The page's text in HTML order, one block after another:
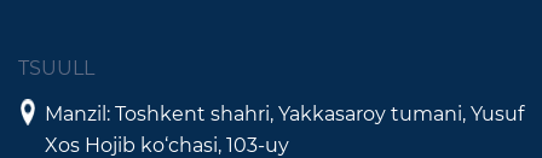
TSUULL
Manzil: Toshkent shahri, Yakkasaroy tumani, Yusuf
Xos Hojib ko‘chasi, 103-uy